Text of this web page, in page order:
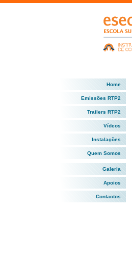
Home
Emissões RTP2
Trailers RTP2
Vídeos
Instalações
Quem Somos
Galeria
Apoios
Contactos